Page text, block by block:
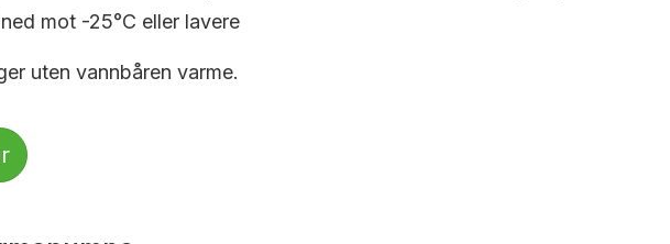
mot -25°C eller lavere
uten vannbåren varme.